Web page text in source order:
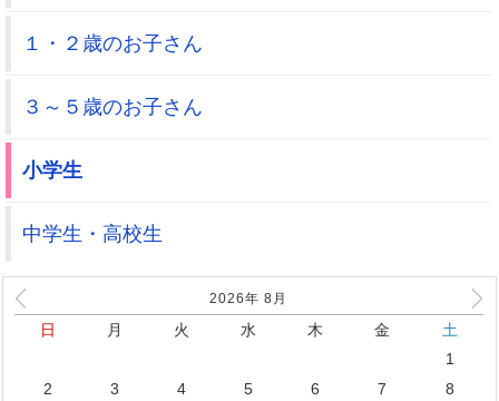
１・２歳のお子さん
３～５歳のお子さん
小学生
中学生・高校生
2026年 8 月
日 月 火 水 木 金
土
1
2
3 4 5 6 7
8